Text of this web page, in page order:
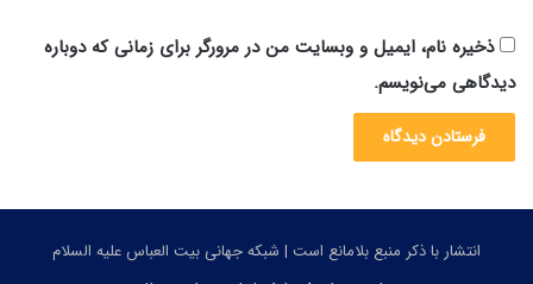
ذخیره نام، ایمیل و وبسایت من در مرورگر برای زمانی که دوباره
دیدگاهی می‌نویسم.
انتشار با ذکر منبع بلامانع است | شبکه جهانی بیت العباس علیه السلام